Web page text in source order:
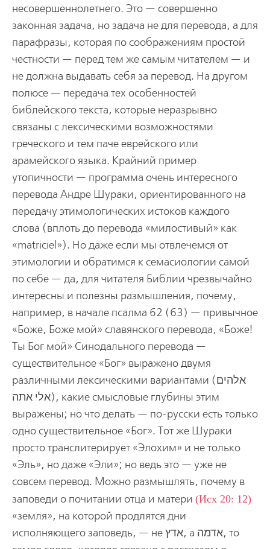
несовершеннолетнего. Это — совершенно
законная задача, но задача не для перевода, а для
парафразы, которая по соображениям простой
честности — перед тем же самым читателем — и
не должна выдавать себя за перевод. На другом
полюсе — передача тех особенностей
библейского текста, которые неразрывно
связаны с лексическими возможностями
греческого и тем паче еврейского или
арамейского языка. Крайний пример
утопичности — программа очень интересного
перевода Андре Шураки, ориентированного на
передачу этимологических истоков каждого
слова (вплоть до перевода «милостивый» как
«matriciel»). Но даже если мы отвлечемся от
этимологии и обратимся к семасиологии самой
по себе — да, для читателя Библии чрезвычайно
интересны и полезны размышления, почему,
например, в начале псалма 62 (63) — привычное
«Боже, Боже мой» славянского перевода, «Боже!
Ты Бог мой» Синодального перевода —
cуществительное «Бог» выражено двумя
различными лексическими вариантами (אלהים
אלי אתה), какие смысловые глубины этим
выражены; но что делать — по-русски есть только
одно существительное «Бог». Тот же Шураки
просто транслитерирует «Элохим» и не только
«Эль», но даже «Эли»; но ведь это — уже не
совсем перевод. Можно размышлять, почему в
заповеди о почитании отца и матери (Исх 20: 12)
«земля», на которой продлятся дни
исполняющего заповедь, — не אדץ, а אדמה, то